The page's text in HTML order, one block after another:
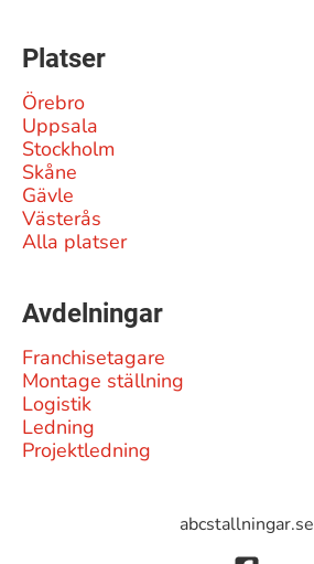
Platser
Örebro
Uppsala
Stockholm
Skåne
Gävle
Västerås
Alla platser
Avdelningar
Franchisetagare
Montage ställning
Logistik
Ledning
Projektledning
abcstallningar.se